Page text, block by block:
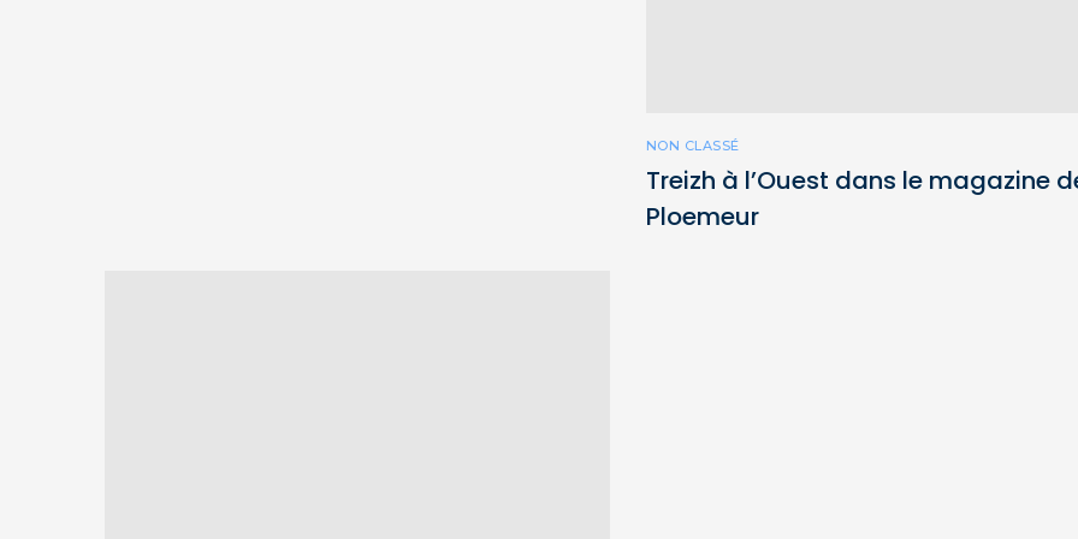
NON CLASSÉ
Treizh à l’Ouest dans le magazine
Ploemeur